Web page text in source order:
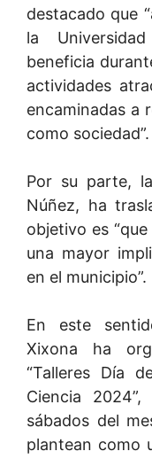
destacado que
la
beneficia
actividades
encaminadas a
como sociedad”.
Por su parte,
Núñez, ha
objetivo es
una mayor
en el municipio”.
En este
Xixona ha
“Talleres Día
Ciencia
sábados del
plantean como